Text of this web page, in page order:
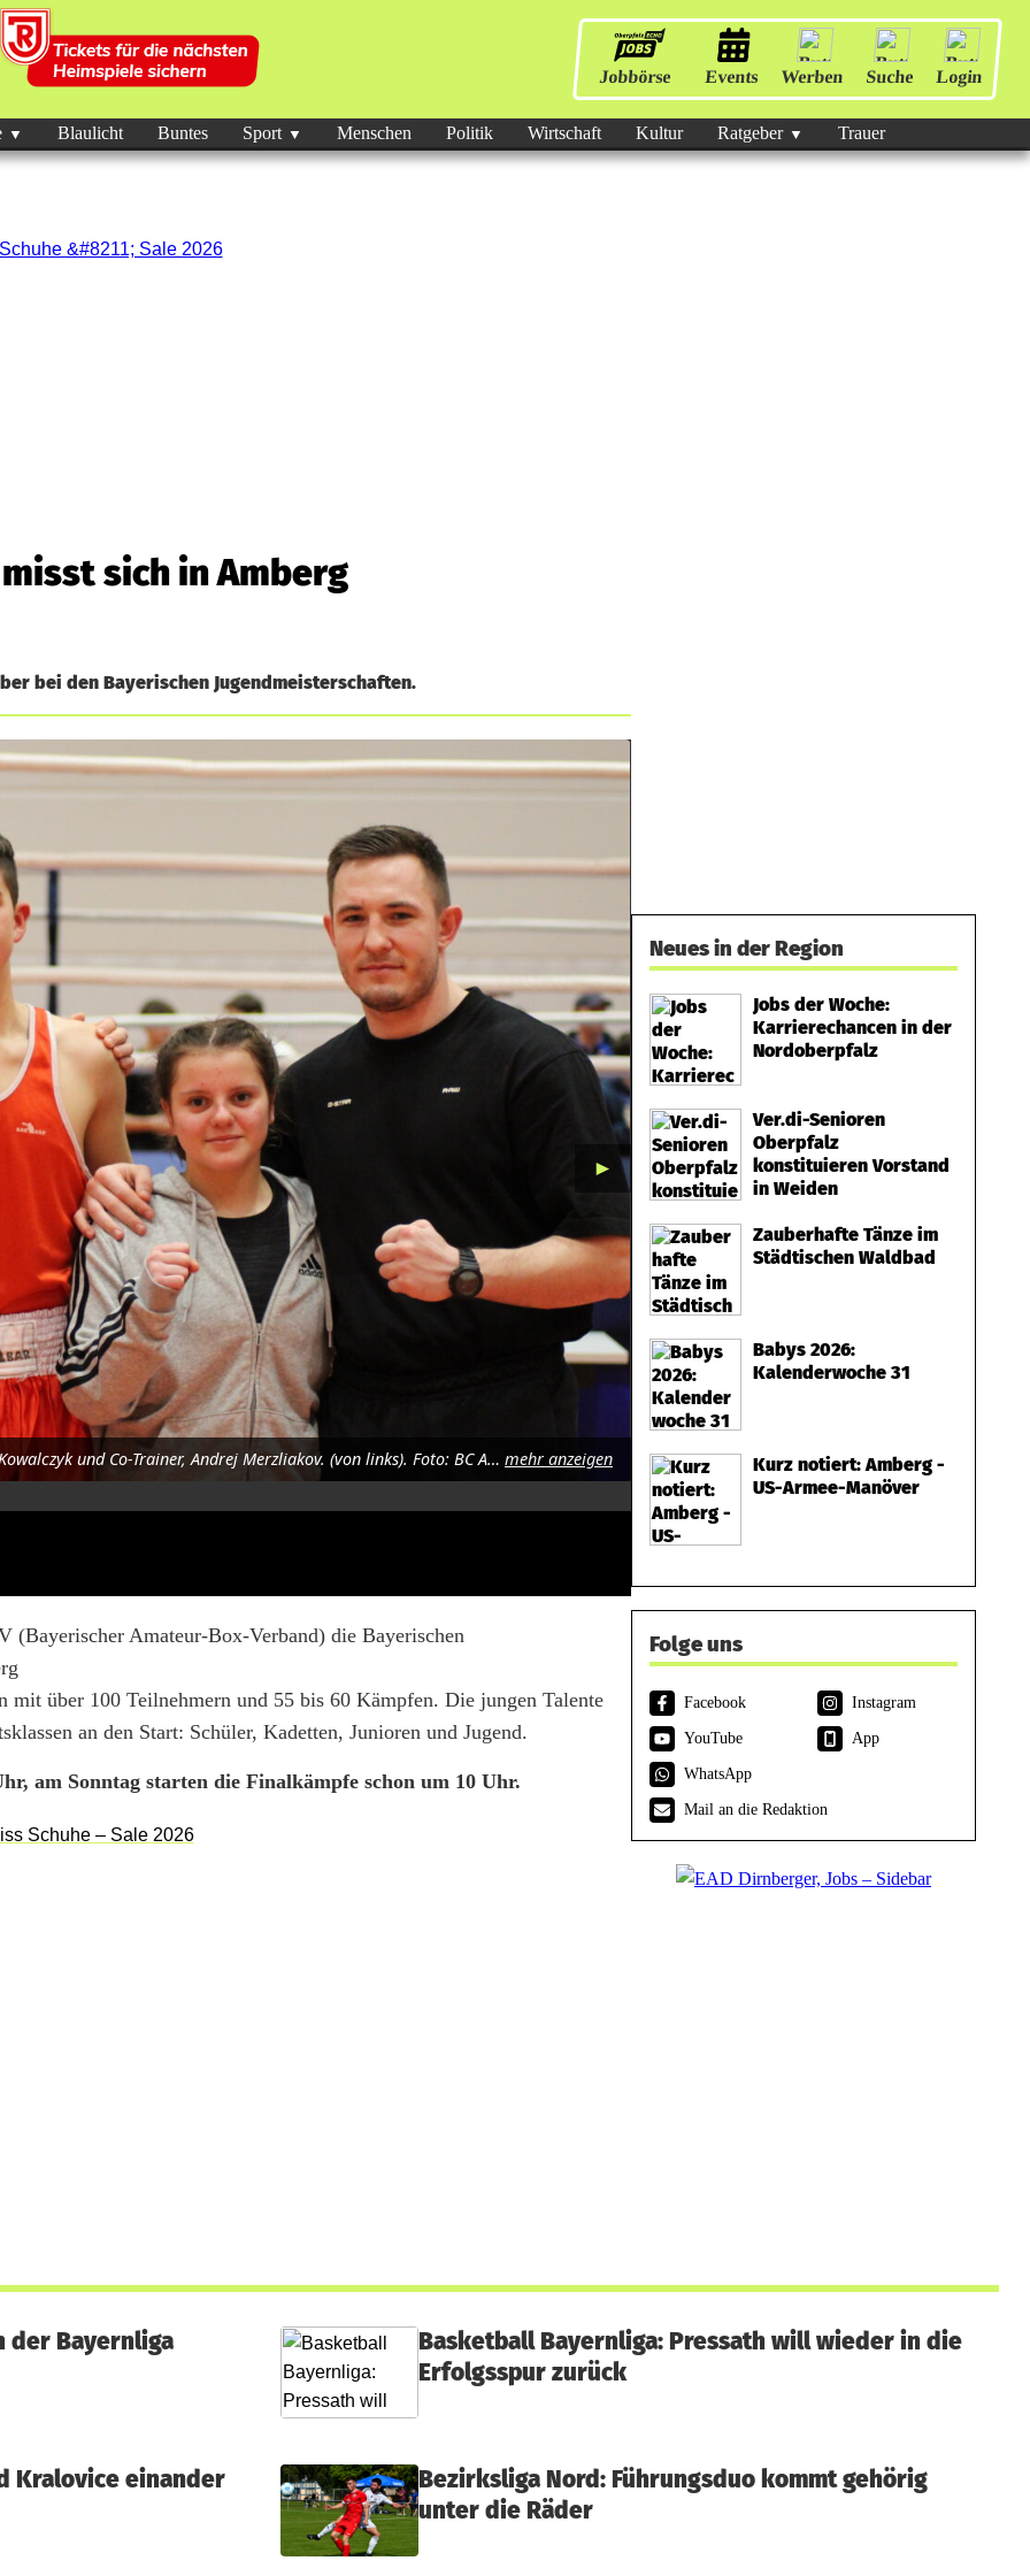
Jobbörse Events Werben Suche Login
Blaulicht Buntes Sport Menschen Politik Wirtschaft Kultur Ratgeber Trauer
sich in Amberg
bei den Bayerischen Jugendmeisterschaften.
Trainer und Organisator Ruslan Schönfeld, Nimrod Kardos, Leni Kowalczyk und Co-Trainer, Andrej Merzliakov. (von links). Foto: BC Amberg mehr anzeigen
►
(Bayerischer Amateur-Box-Verband) die Bayerischen
über 100 Teilnehmern und 55 bis 60 Kämpfen. Die jungen Talente
an den Start: Schüler, Kadetten, Junioren und Jugend.
am Sonntag starten die Finalkämpfe schon um 10 Uhr.
Neues in der Region
Jobs der Woche:
Karrierechancen in der
Nordoberpfalz
Ver.di-Senioren
Oberpfalz
konstituieren Vorstand
in Weiden
Zauberhafte Tänze im
Städtischen Waldbad
Babys 2026:
Kalenderwoche 31
Kurz notiert: Amberg -
US-Armee-Manöver
Folge uns
Facebook
Instagram
YouTube
App
WhatsApp
Mail an die Redaktion
der Bayernliga
Basketball Bayernliga: Pressath will wieder in die
Erfolgsspur zurück
Kralovice einander
Bezirksliga Nord: Führungsduo kommt gehörig
unter die Räder